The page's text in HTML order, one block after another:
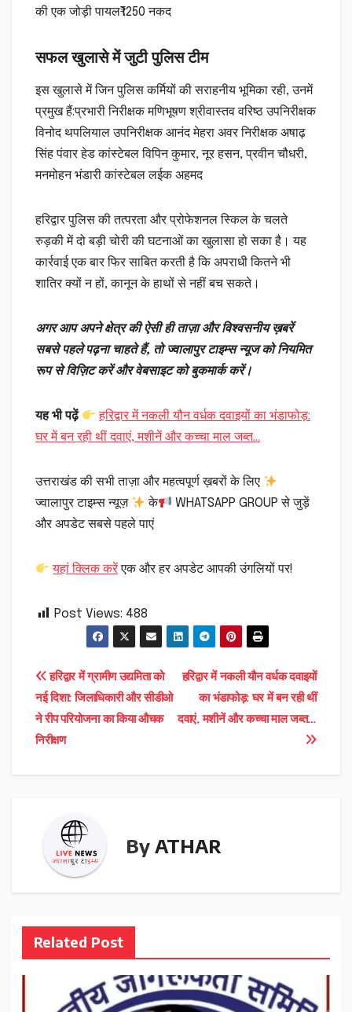
की एक जोड़ी पायल₹1250 नकद
सफल खुलासे में जुटी पुलिस टीम
इस खुलासे में जिन पुलिस कर्मियों की सराहनीय भूमिका रही, उनमें
प्रमुख हैं:प्रभारी निरीक्षक मणिभूषण श्रीवास्तव वरिष्ठ उपनिरीक्षक
विनोद थपलियाल उपनिरीक्षक आनंद मेहरा अवर निरीक्षक अषाढ़
सिंह पंवार हेड कांस्टेबल विपिन कुमार, नूर हसन, प्रवीन चौधरी,
मनमोहन भंडारी कांस्टेबल लईक अहमद
हरिद्वार पुलिस की तत्परता और प्रोफेशनल स्किल के चलते
रुड़की में दो बड़ी चोरी की घटनाओं का खुलासा हो सका है। यह
कार्रवाई एक बार फिर साबित करती है कि अपराधी कितने भी
शातिर क्यों न हों, कानून के हाथों से नहीं बच सकते।
अगर आप अपने क्षेत्र की ऐसी ही ताज़ा और विश्वसनीय ख़बरें
सबसे पहले पढ़ना चाहते हैं, तो ज्वालापुर टाइम्स न्यूज को नियमित
रूप से विज़िट करें और वेबसाइट को बुकमार्क करें।
यह भी पढ़ें
हरिद्वार में नकली यौन वर्धक दवाइयों का भंडाफोड़:
घर में बन रही थीं दवाएं, मशीनें और कच्चा माल जब्त…
उत्तराखंड की सभी ताज़ा और महत्वपूर्ण ख़बरों के लिए
ज्वालापुर टाइम्स न्यूज़
के
WHATSAPP GROUP से जुड़ें
और अपडेट सबसे पहले पाएं
यहां क्लिक करेंएक और हर अपडेट आपकी उंगलियों पर!
Post Views: 488
Post
navigation
हरिद्वार में नकली यौन वर्धक दवाइयों
का भंडाफोड़: घर में बन रही थीं
दवाएं, मशीनें और कच्चा माल जब्त…
हरिद्वार में ग्रामीण उद्यमिता को
नई दिशा: जिलाधिकारी और सीडीओ
ने रीप परियोजना का किया औचक
निरीक्षण
By ATHAR
Related Post